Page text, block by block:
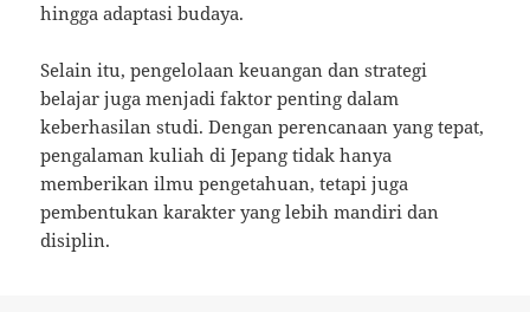
hingga adaptasi budaya.
Selain itu, pengelolaan keuangan dan strategi
belajar juga menjadi faktor penting dalam
keberhasilan studi. Dengan perencanaan yang tepat,
pengalaman kuliah di Jepang tidak hanya
memberikan ilmu pengetahuan, tetapi juga
pembentukan karakter yang lebih mandiri dan
disiplin.